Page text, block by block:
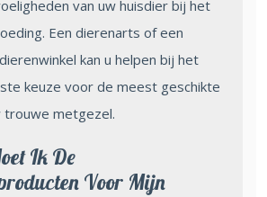
van uw huisdier bij het
Een dierenarts of een
kan u helpen bij het
keuze voor de meest geschikte
trouwe metgezel.
Ik De
Voor Mijn